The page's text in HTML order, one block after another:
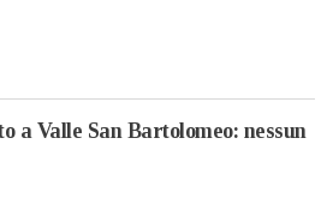
a Valle San Bartolomeo: nessun